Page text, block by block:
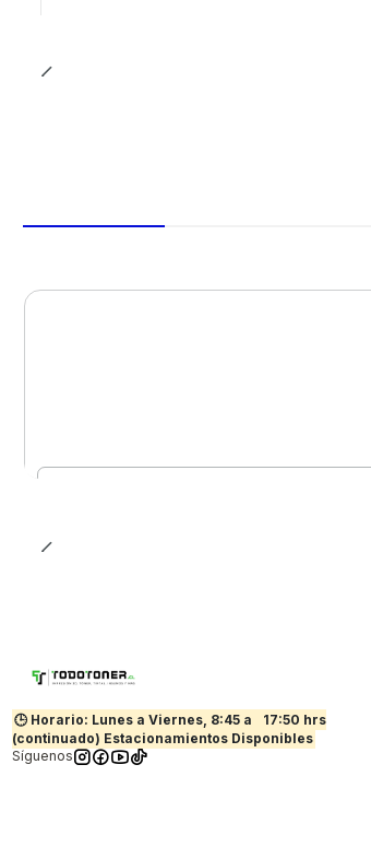
🕒 Horario: Lunes a Viernes, 8:45 a
17:50 hrs
(continuado) Estacionamientos Disponibles
Síguenos